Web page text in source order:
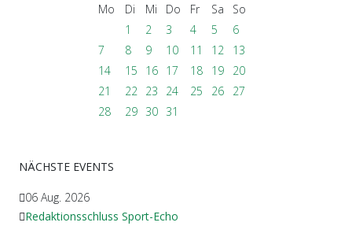
Mo
Di Mi Do Fr Sa
So
1
2 3 4 5
6
7
8 9 10 11 12
13
14
15 16 17 18 19
20
21
22 23 24 25 26
27
28
29 30 31
NÄCHSTE EVENTS
06 Aug. 2026
Redaktionsschluss Sport-Echo